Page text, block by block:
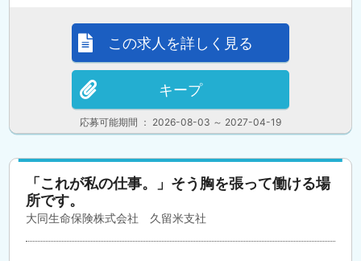
応募可能期間 ： 2026-08-03 ～ 2027-04-19
この求人を詳しく見る
キープ
「これが私の仕事。」そう胸を張って働ける場
所です。
大同生命保険株式会社 久留米支社